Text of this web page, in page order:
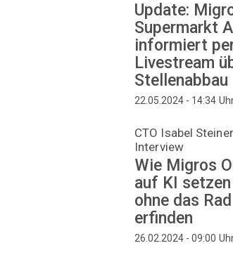
Update:
Supermarkt
informiert
Livestream
Stellenabbau
22.05.2024 - 14:34
CTO Isabel
Interview
Wie Migros
auf KI
ohne das
erfinden
26.02.2024 - 09:00